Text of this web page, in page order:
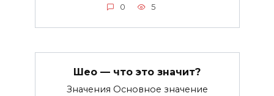
0 5
Шео — что это значит?
Значения Основное значение